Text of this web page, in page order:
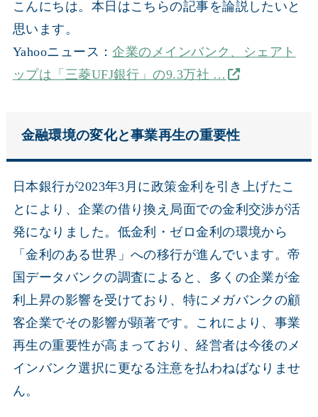
こんにちは。本日はこちらの記事を論説したいと
思います。
Yahooニュース：企業のメインバンク、シェアト
ップは「三菱UFJ銀行」の9.3万社 …
金融環境の変化と事業再生の重要性
日本銀行が2023年3月に政策金利を引き上げたこ
とにより、企業の借り換え局面での金利交渉が活
発になりました。低金利・ゼロ金利の環境から
「金利のある世界」への移行が進んでいます。帝
国データバンクの調査によると、多くの企業が金
利上昇の影響を受けており、特にメガバンクの顧
客企業でその影響が顕著です。これにより、事業
再生の重要性が高まっており、経営者は今後のメ
インバンク選択に更なる注意を払わねばなりませ
ん。